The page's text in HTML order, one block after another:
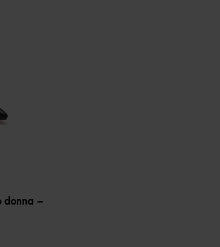
donna –